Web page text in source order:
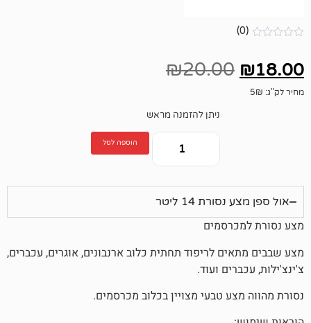
₪20.00
הוספה לסל
14 ליטר
לריפוד תחתית כלוב ארנבונים, אוגרים, עכברים,
ועוד.
טבעי מצויין בכלוב מכרסמים.